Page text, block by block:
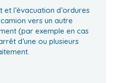
l’évacuation d’ordures
vers un autre
(par exemple en cas
d’une ou plusieurs